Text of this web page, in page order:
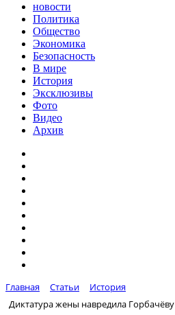
новости
Политика
Общество
Экономика
Безопасность
В мире
История
Эксклюзивы
Фото
Видео
Архив
Главная Статьи
История
Диктатура жены навредила Горбачёву